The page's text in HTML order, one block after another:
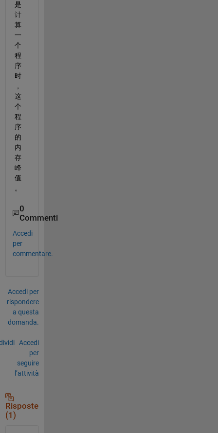
是
计
算
一
个
程
序
时
，
这
个
程
序
的
内
存
峰
值
。
0
Commenti
Accedi
per
commentare.
Accedi per
rispondere
a questa
domanda.
Accedi
per
seguire
l’attività
Risposte
(1)